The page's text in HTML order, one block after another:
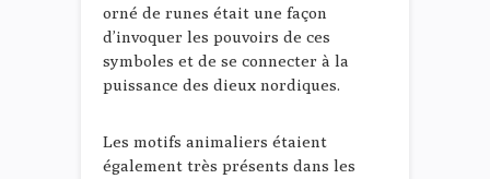
orné de runes était une façon
d’invoquer les pouvoirs de ces
symboles et de se connecter à la
puissance des dieux nordiques.
Les motifs animaliers étaient
également très présents dans les